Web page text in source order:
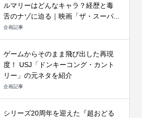
ルマリーはどんなキャラ？経歴と毒
舌のナゾに迫る｜映画「ザ・スーパ...
企画記事
ゲームからそのまま飛び出した再現
度！ USJ「ドンキーコング・カント
リー」の元ネタを紹介
企画記事
シリーズ20周年を迎えた『超おどる